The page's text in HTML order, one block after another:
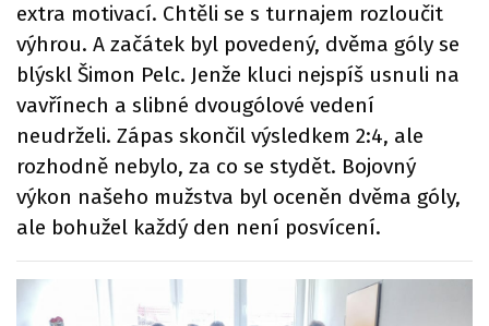
extra motivací. Chtěli se s turnajem rozloučit
výhrou. A začátek byl povedený, dvěma góly se
blýskl Šimon Pelc. Jenže kluci nejspíš usnuli na
vavřínech a slibné dvougólové vedení
neudrželi. Zápas skončil výsledkem 2:4, ale
rozhodně nebylo, za co se stydět. Bojovný
výkon našeho mužstva byl oceněn dvěma góly,
ale bohužel každý den není posvícení.